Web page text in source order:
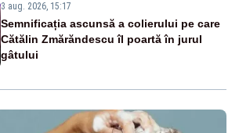
3 aug. 2026, 15:17
Semnificația ascunsă a colierului pe care
Cătălin Zmărăndescu îl poartă în jurul
gâtului